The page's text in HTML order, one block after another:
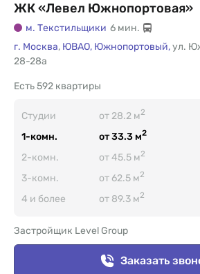
ЖК «Левел Южнопортовая»
м. Текстильщики 6 мин.
г. Москва, ЮВАО, Южнопортовый,ул.
28-28а
592 квартиры
Есть
Студии от 28.2 м2
1-комн.
от 33.3 м2
2-комн.
от 45.5 м2
3-комн.
от 62.5 м2
4 и более
от 89.3 м2
Застройщик Level Group
Заказать